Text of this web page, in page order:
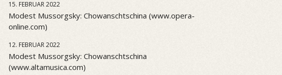
15. FEBRUAR 2022
Modest Mussorgsky: Chowanschtschina (www.opera-
online.com)
12. FEBRUAR 2022
Modest Mussorgsky: Chowanschtschina
(www.altamusica.com)